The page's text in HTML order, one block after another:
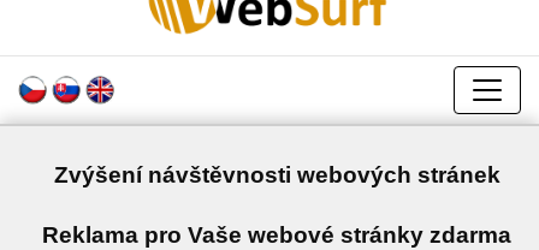
Zvýšení návštěvnosti webových stránek
Reklama pro Vaše webové stránky zdarma